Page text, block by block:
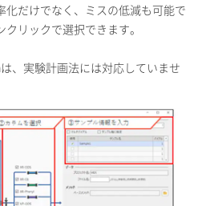
化だけでなく、ミスの低減も可能で
リックで選択できます。
、実験計画法には対応していませ